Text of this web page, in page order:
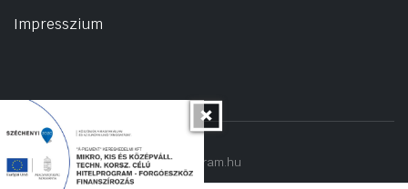
Impresszium
Copyright 2022 © hogyantalaljanakram.hu